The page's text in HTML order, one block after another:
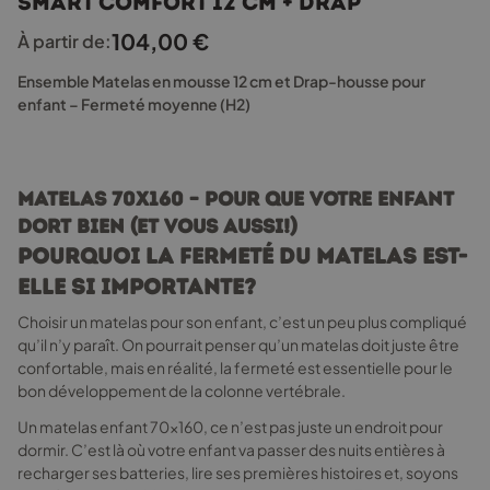
Les
options
peuvent
être
la
page
du
produit
À partir de:104,00 €
Ensemble Matelas en mousse 12 cm et Drap-housse pour
enfant – Fermeté moyenne (H2)
Matelas 70x160 – Pour que votre enfant
dort bien (et vous aussi!)
Pourquoi la fermeté du matelas est-
elle si importante?
Choisir un matelas pour son enfant, c’est un peu plus compliqué
qu’il n’y paraît. On pourrait penser qu’un matelas doit juste être
confortable, mais en réalité, la fermeté est essentielle pour le
bon développement de la colonne vertébrale.
Un matelas enfant 70x160, ce n’est pas juste un endroit pour
dormir. C’est là où votre enfant va passer des nuits entières à
recharger ses batteries, lire ses premières histoires et, soyons